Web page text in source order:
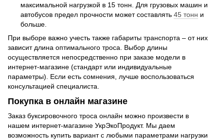
максимальной нагрузкой в 15 тонн. Для грузовых машин и
автобусов предел прочности может составлять 45 тонн и
больше.
При выборе важно учесть также габариты транспорта – от них
зависит длина оптимального троса. Выбор длины
осуществляется непосредственно при заказе модели в
интернет-магазине (стандарт или индивидуальные
параметры). Если есть сомнения, лучше воспользоваться
консультацией специалиста.
Покупка в онлайн магазине
Заказ буксировочного троса онлайн можно произвести в
нашем интернет-магазине УкрЭкоПродукт. Мы даем
возможность купить вариант с любыми параметрами нагрузки